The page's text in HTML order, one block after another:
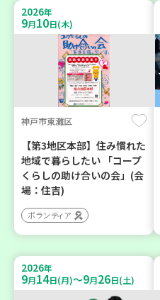
2026年
9月10日(木)
神戸市東灘区
【第3地区本部】住み慣れた
地域で暮らしたい 「コープ
くらしの助け合いの会」(会
場：住吉)
ボランティア
2026年
9月14日(月)～9月26日(土)